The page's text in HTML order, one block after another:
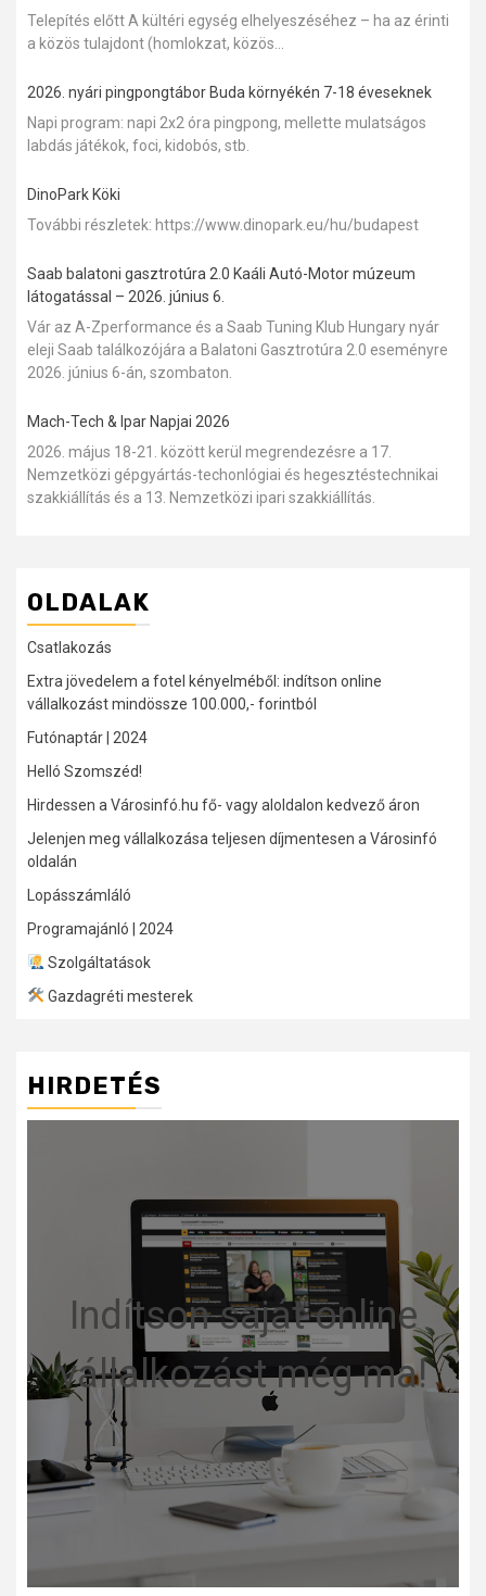
Telepítés előtt A kültéri egység elhelyeszéséhez – ha az érinti
a közös tulajdont (homlokzat, közös...
2026. nyári pingpongtábor Buda környékén 7-18 éveseknek
Napi program: napi 2x2 óra pingpong, mellette mulatságos
labdás játékok, foci, kidobós, stb.
DinoPark Köki
További részletek: https://www.dinopark.eu/hu/budapest
Saab balatoni gasztrotúra 2.0 Kaáli Autó-Motor múzeum
látogatással – 2026. június 6.
Vár az A-Zperformance és a Saab Tuning Klub Hungary nyár
eleji Saab találkozójára a Balatoni Gasztrotúra 2.0 eseményre
2026. június 6-án, szombaton.
Mach-Tech & Ipar Napjai 2026
2026. május 18-21. között kerül megrendezésre a 17.
Nemzetközi gépgyártás-techonlógiai és hegesztéstechnikai
szakkiállítás és a 13. Nemzetközi ipari szakkiállítás.
OLDALAK
Csatlakozás
Extra jövedelem a fotel kényelméből: indítson online
vállalkozást mindössze 100.000,- forintból
Futónaptár | 2024
Helló Szomszéd!
Hirdessen a Városinfó.hu fő- vagy aloldalon kedvező áron
Jelenjen meg vállalkozása teljesen díjmentesen a Városinfó
oldalán
Lopásszámláló
Programajánló | 2024
Szolgáltatások
Gazdagréti mesterek
HIRDETÉS
Indítson saját online
vállalkozást még ma!